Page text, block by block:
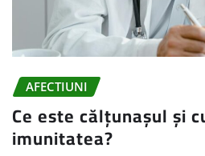
AFECTIUNI
Ce este călțunașul și
imunitatea?